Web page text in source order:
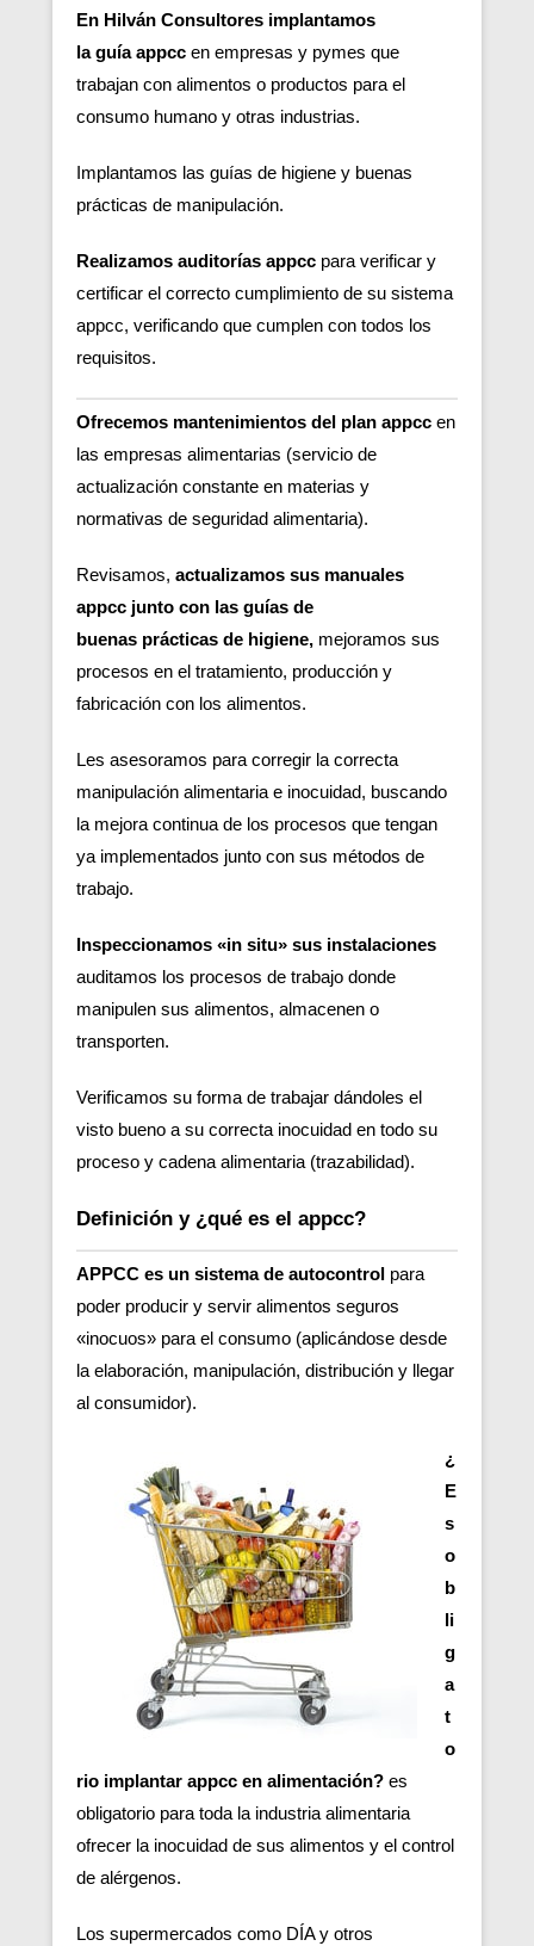
En Hilván Consultores implantamos
la guía appcc en empresas y pymes que
trabajan con alimentos o productos para el
consumo humano y otras industrias.
Implantamos las guías de higiene y buenas
prácticas de manipulación.
Realizamos auditorías appcc para verificar y
certificar el correcto cumplimiento de su sistema
appcc, verificando que cumplen con todos los
requisitos.
Ofrecemos mantenimientos del plan appcc en
las empresas alimentarias (servicio de
actualización constante en materias y
normativas de seguridad alimentaria).
Revisamos, actualizamos sus manuales
appcc junto con las guías de
buenas prácticas de higiene, mejoramos sus
procesos en el tratamiento, producción y
fabricación con los alimentos.
Les asesoramos para corregir la correcta
manipulación alimentaria e inocuidad, buscando
la mejora continua de los procesos que tengan
ya implementados junto con sus métodos de
trabajo.
Inspeccionamos «in situ» sus instalaciones
auditamos los procesos de trabajo donde
manipulen sus alimentos, almacenen o
transporten.
Verificamos su forma de trabajar dándoles el
visto bueno a su correcta inocuidad en todo su
proceso y cadena alimentaria (trazabilidad).
Definición y ¿qué es el appcc?
APPCC es un sistema de autocontrol para
poder producir y servir alimentos seguros
«inocuos» para el consumo (aplicándose desde
la elaboración, manipulación, distribución y llegar
al consumidor).
¿
E
s
o
b
li
g
a
t
o
rio implantar appcc en alimentación? es
obligatorio para toda la industria alimentaria
ofrecer la inocuidad de sus alimentos y el control
de alérgenos.
Los supermercados como DÍA y otros